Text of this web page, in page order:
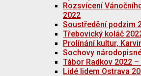
Rozsvícení
2022
Soustředění podzim
Třebovický koláč
Prolínání kultur,
Sochovy
Tábor Radkov 2022
Lidé lidem Ostrava